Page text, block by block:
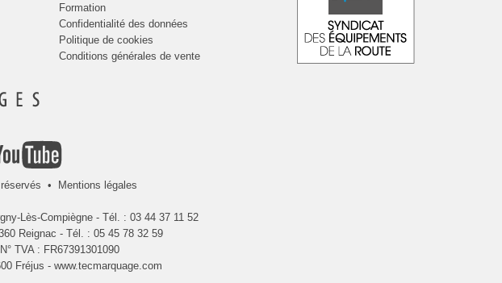
Formation
Confidentialité des données
Politique de cookies
Conditions générales de vente
• Mentions légales
Lès-Compiègne - Tél. : 03 44 37 11 52
Reignac - Tél. : 05 45 78 32 59
TVA : FR67391301090
Fréjus - www.tecmarquage.com